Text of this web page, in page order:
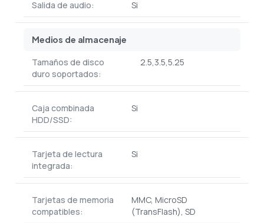
Salida de audio: Si
Medios de almacenaje
Tamaños de disco
duro soportados:
2.5,3.5,5.25
Caja combinada
HDD/SSD:
Si
Tarjeta de lectura
integrada:
Si
Tarjetas de memoria
compatibles:
MMC, MicroSD
(TransFlash), SD